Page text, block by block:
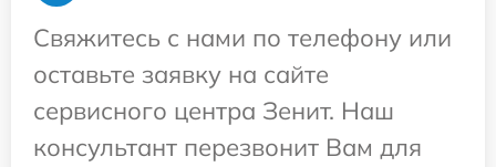
Свяжитесь с нами по телефону или
оставьте заявку на сайте
сервисного центра Зенит. Наш
консультант перезвонит Вам для